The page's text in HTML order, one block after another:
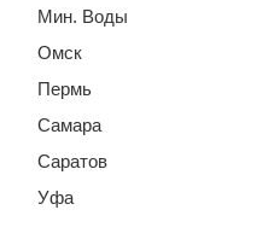
Мин. Воды
Омск
Пермь
Самара
Саратов
Уфа